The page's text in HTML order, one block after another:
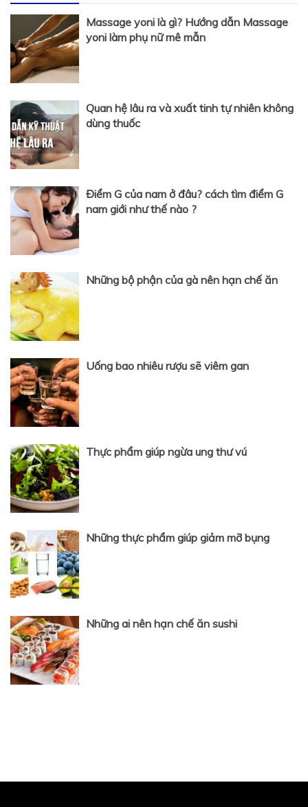
Massage yoni là gì? Hướng dẫn Massage
yoni làm phụ nữ mê mẫn
Quan hệ lâu ra và xuất tinh tự nhiên không
dùng thuốc
Điểm G của nam ở đâu? cách tìm điểm G
nam giới như thế nào ?
Những bộ phận của gà nên hạn chế ăn
Uống bao nhiêu rượu sẽ viêm gan
Thực phẩm giúp ngừa ung thư vú
Những thực phẩm giúp giảm mỡ bụng
Những ai nên hạn chế ăn sushi